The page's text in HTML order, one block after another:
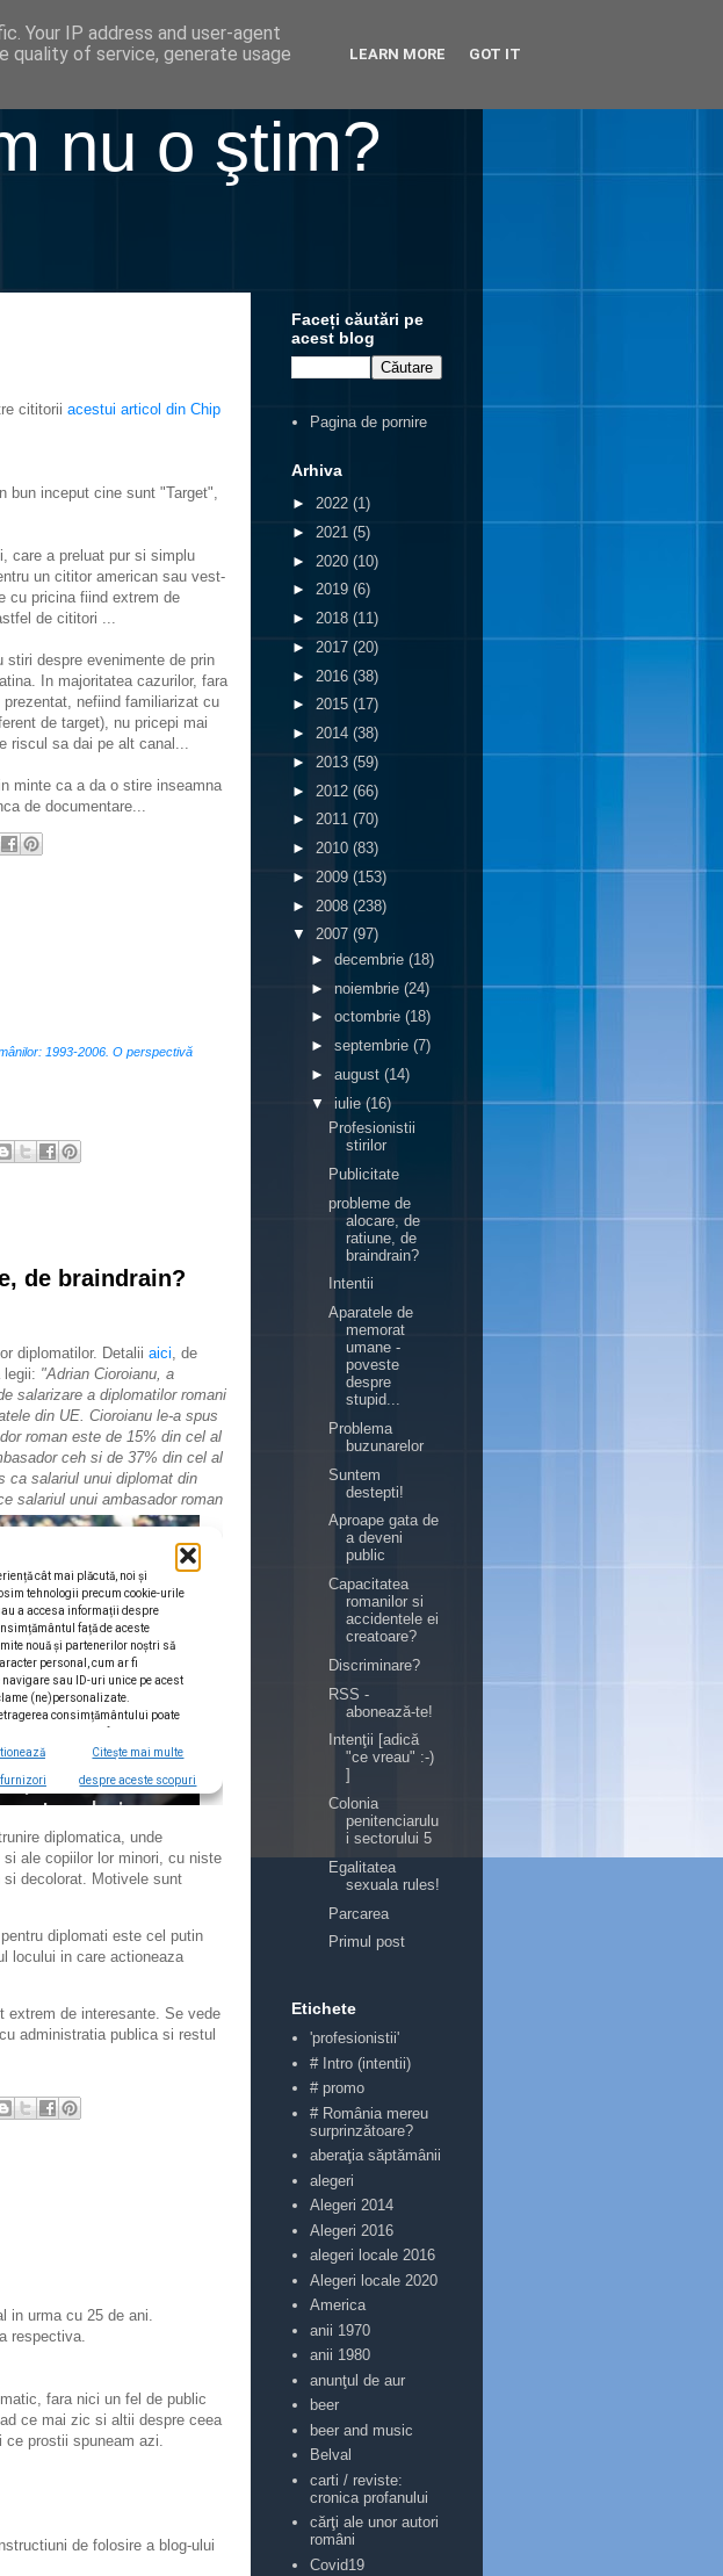
nu o ştim?
cititorii acestui articol din Chip
bun inceput cine sunt "Target",
care a preluat pur si simplu
un cititor american sau vest-
cu pricina fiind extrem de
de cititori ...
stiri despre evenimente de prin
In majoritatea cazurilor, fara
nefiind familiarizat cu
de target), nu pricepi mai
riscul sa dai pe alt canal...
minte ca a da o stire inseamna
de documentare...
1993-2006. O perspectivă
de braindrain?
diplomatilor. Detalii aici, de
legii: "Adrian Cioroianu, a
salarizare a diplomatilor romani
din UE. Cioroianu le-a spus
roman este de 15% din cel al
ceh si de 37% din cel al
ca salariul unui diplomat din
salariul unui ambasador roman
diplomatica, unde
ale copiilor lor minori, cu niste
decolorat. Motivele sunt
diplomati este cel putin
locului in care actioneaza
extrem de interesante. Se vede
administratia publica si restul
in urma cu 25 de ani.
respectiva.
fara nici un fel de public
ce mai zic si altii despre ceea
prostii spuneam azi.
de folosire a blog-ului
Faceți căutări pe
acest blog
Pagina de pornire
Arhiva
► 2022 (1)
► 2021 (5)
► 2020 (10)
► 2019 (6)
► 2018 (11)
► 2017 (20)
► 2016 (38)
► 2015 (17)
► 2014 (38)
► 2013 (59)
► 2012 (66)
► 2011 (70)
► 2010 (83)
► 2009 (153)
► 2008 (238)
▼ 2007 (97)
► decembrie (18)
► noiembrie (24)
► octombrie (18)
► septembrie (7)
► august (14)
▼ iulie (16)
Profesionistii
stirilor
Publicitate
probleme de
alocare, de
ratiune, de
braindrain?
Intentii
Aparatele de
memorat
umane -
poveste
despre
stupid...
Problema
buzunarelor
Suntem
destepti!
Aproape gata de
a deveni
public
Capacitatea
romanilor si
accidentele ei
creatoare?
Discriminare?
RSS -
abonează-te!
Intenţii [adică
"ce vreau" :-)
]
Colonia
penitenciarulu
i sectorului 5
Egalitatea
sexuala rules!
Parcarea
Primul post
Etichete
'profesionistii'
# Intro (intentii)
# promo
# România mereu
surprinzătoare?
aberaţia săptămânii
alegeri
Alegeri 2014
Alegeri 2016
alegeri locale 2016
Alegeri locale 2020
America
anii 1970
anii 1980
anunţul de aur
beer
beer and music
Belval
carti / reviste:
cronica profanului
cărţi ale unor autori
români
Covid19
Your IP address and user-agent
quality of service, generate usage
LEARN MORE GOT IT